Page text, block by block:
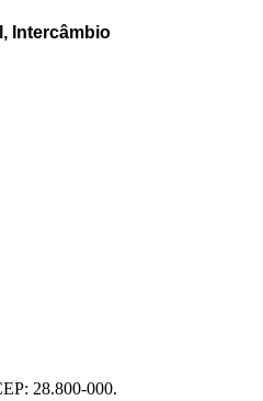
Intercâmbio
28.800-000.